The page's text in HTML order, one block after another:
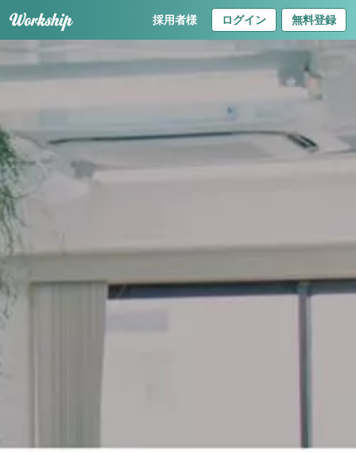
採用者様 ログイン 無料登録